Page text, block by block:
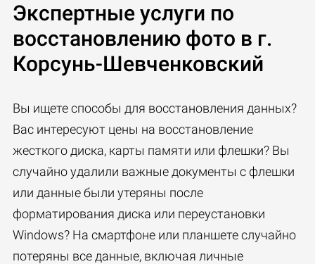
Экспертные услуги по
восстановлению фото в г.
Корсунь-Шевченковский
Вы ищете способы для восстановления данных?
Вас интересуют цены на восстановление
жесткого диска, карты памяти или флешки? Вы
случайно удалили важные документы с флешки
или данные были утеряны после
форматирования диска или переустановки
Windows? На смартфоне или планшете случайно
потеряны все данные, включая личные